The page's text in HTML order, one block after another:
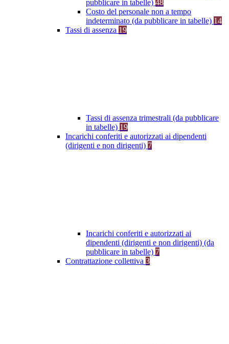
pubblicare in tabelle) 48
Costo del personale non a tempo
indeterminato (da pubblicare in tabelle) 14
Tassi di assenza 19
Tassi di assenza trimestrali (da pubblicare
in tabelle) 19
Incarichi conferiti e autorizzati ai dipendenti
(dirigenti e non dirigenti) 7
Incarichi conferiti e autorizzati ai
dipendenti (dirigenti e non dirigenti) (da
pubblicare in tabelle) 7
Contrattazione collettiva 3